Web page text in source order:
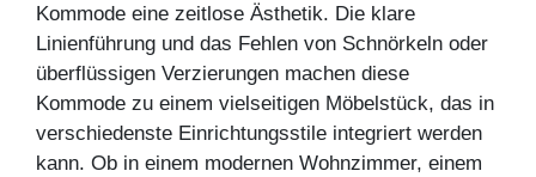
Kommode eine zeitlose Ästhetik. Die klare
Linienführung und das Fehlen von Schnörkeln oder
überflüssigen Verzierungen machen diese
Kommode zu einem vielseitigen Möbelstück, das in
verschiedenste Einrichtungsstile integriert werden
kann. Ob in einem modernen Wohnzimmer, einem